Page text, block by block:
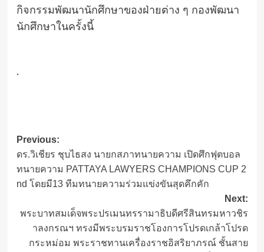
กิจกรรมพัฒนานักศึกษาของฝ่ายต่าง ๆ กองพัฒนา
นักศึกษาในครั้งนี้
.
Post
navigation
Previous:
ดร.วิเชียร ชุบไธสง นายกสภาทนายความ เปิดศึกฟุตบอล
ทนายความ PATTAYA LAWYERS CHAMPIONS CUP 2
nd โดยมี13 ทีมทนายความร่วมแข่งขันสุดคึกคัก
Next:
พระบาทสมเด็จพระปรเมนทรรามาธิบดีศรีสินทรมหาวชิร
าลงกรณฯ ทรงมีพระบรมราชโองการโปรดเกล้าโปรด
กระหม่อม พระราชทานเครื่องราชอิสริยาภรณ์ ชั้นสาย